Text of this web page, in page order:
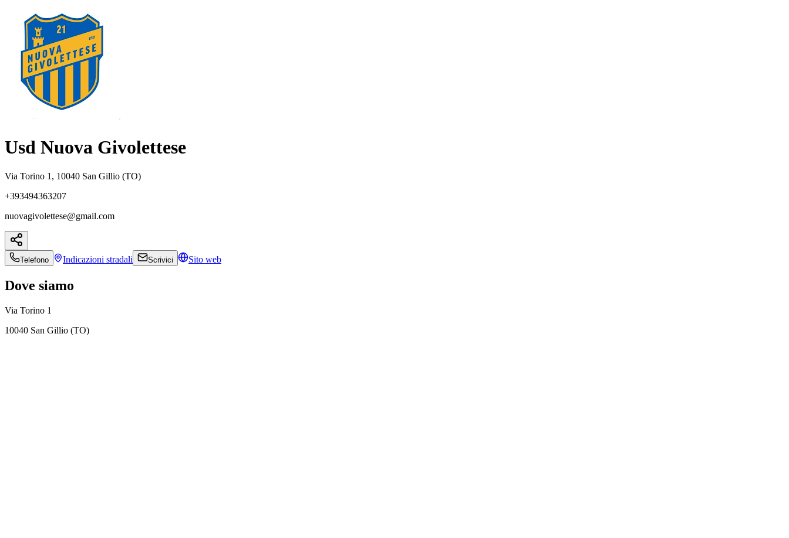
Usd Nuova Givolettese
Via Torino 1, 10040 San Gillio (TO)
+393494363207
nuovagivolettese@gmail.com
Telefono Indicazioni stradali Scrivici Sito web
Dove siamo
Via Torino 1
10040 San Gillio (TO)